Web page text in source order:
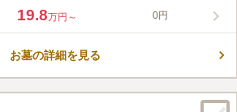
手を合わせます。個人墓は1～4人まで利用でき、
が両サイドに設けられた区画で、芝生の下に埋葬
らはペット共葬区画もあります。
19.8万円～ 0円
お墓の詳細を見る